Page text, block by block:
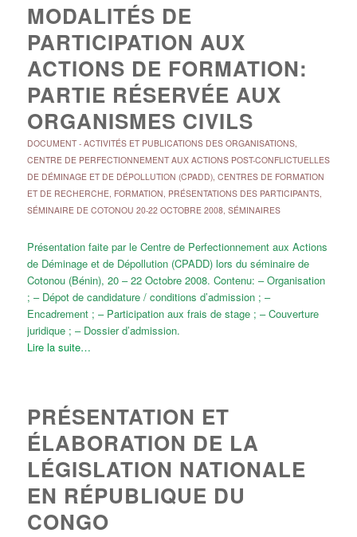
MODALITÉS DE
PARTICIPATION AUX
ACTIONS DE FORMATION:
PARTIE RÉSERVÉE AUX
ORGANISMES CIVILS
DOCUMENT- ACTIVITÉS ET PUBLICATIONS DES ORGANISATIONS,
CENTRE DE PERFECTIONNEMENT AUX ACTIONS POST-CONFLICTUELLES
DE DÉMINAGE ET DE DÉPOLLUTION (CPADD), CENTRES DE FORMATION
ET DE RECHERCHE, FORMATION, PRÉSENTATIONS DES PARTICIPANTS,
SÉMINAIRE DE COTONOU 20-22 OCTOBRE 2008, SÉMINAIRES
Présentation faite par le Centre de Perfectionnement aux Actions
de Déminage et de Dépollution (CPADD) lors du séminaire de
Cotonou (Bénin), 20 – 22 Octobre 2008. Contenu: – Organisation
; – Dépot de candidature / conditions d’admission ; –
Encadrement ; – Participation aux frais de stage ; – Couverture
juridique ; – Dossier d’admission.
Lire la suite…
PRÉSENTATION ET
ÉLABORATION DE LA
LÉGISLATION NATIONALE
EN RÉPUBLIQUE DU
CONGO